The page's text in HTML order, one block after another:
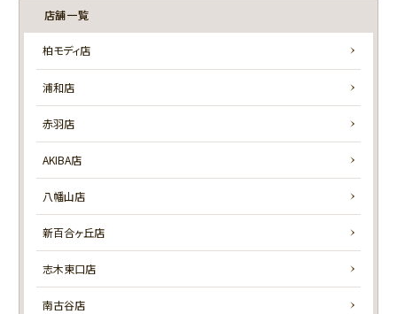
店舗一覧
柏モディ店
浦和店
赤羽店
AKIBA店
八幡山店
新百合ヶ丘店
志木東口店
南古谷店